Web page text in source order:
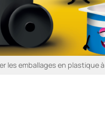
les emballages en plastique